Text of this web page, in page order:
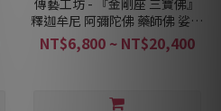
傳藝工坊 - 『金剛座 三寶佛』
釋迦牟尼 阿彌陀佛 藥師佛 娑婆
三聖
NT$6,800 ~ NT$20,400